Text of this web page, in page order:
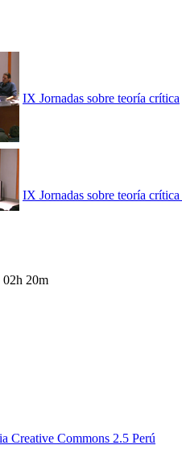
IX Jornadas sobre teoría crítica
IX Jornadas sobre teoría
02h 20m
Creative Commons 2.5 Perú